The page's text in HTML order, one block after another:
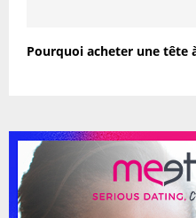
Pourquoi acheter une tête